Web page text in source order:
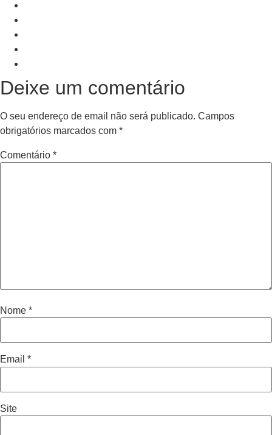
Deixe um comentário
O seu endereço de email não será publicado. Campos
obrigatórios marcados com *
Comentário *
Nome *
Email *
Site